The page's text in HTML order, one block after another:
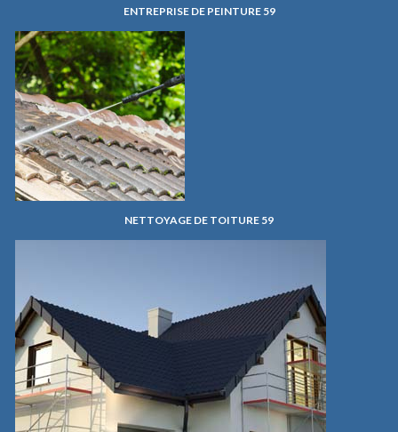
ENTREPRISE DE PEINTURE 59
NETTOYAGE DE TOITURE 59